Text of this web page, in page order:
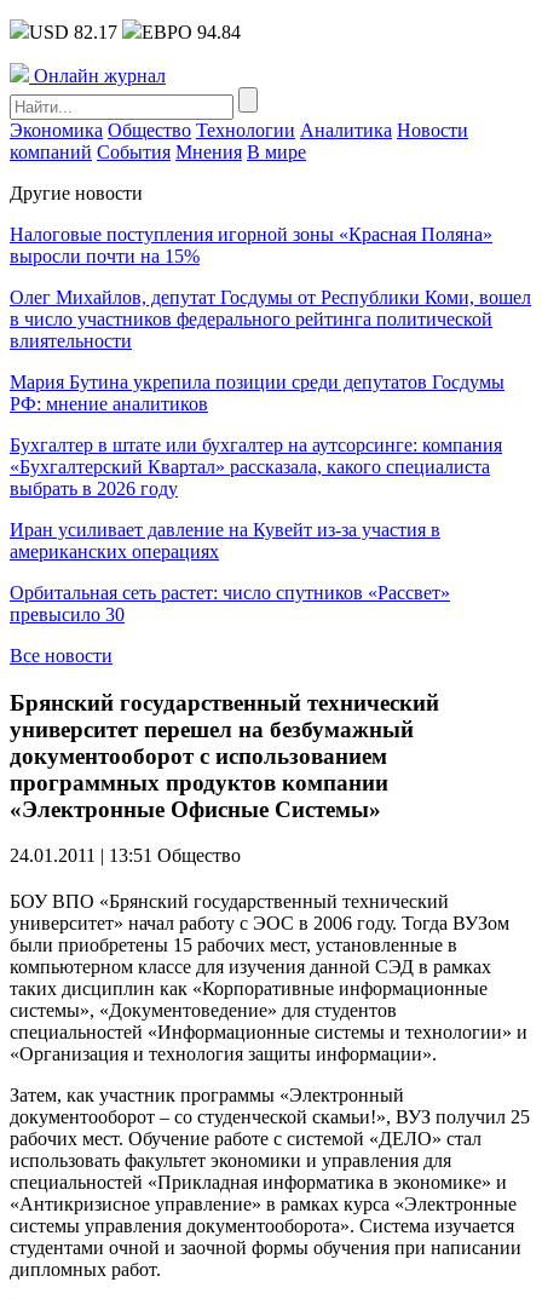
USD 82.17 ЕВРО 94.84
Онлайн журнал
Экономика Общество Технологии Аналитика Новости
компаний События Мнения В мире
Другие новости
Налоговые поступления игорной зоны «Красная Поляна»
выросли почти на 15%
Олег Михайлов, депутат Госдумы от Республики Коми, вошел
в число участников федерального рейтинга политической
влиятельности
Мария Бутина укрепила позиции среди депутатов Госдумы
РФ: мнение аналитиков
Бухгалтер в штате или бухгалтер на аутсорсинге: компания
«Бухгалтерский Квартал» рассказала, какого специалиста
выбрать в 2026 году
Иран усиливает давление на Кувейт из-за участия в
американских операциях
Орбитальная сеть растет: число спутников «Рассвет»
превысило 30
Все новости
Брянский государственный технический
университет перешел на безбумажный
документооборот с использованием
программных продуктов компании
«Электронные Офисные Системы»
24.01.2011 | 13:51 Общество
БОУ ВПО «Брянский государственный технический
университет» начал работу с ЭОС в 2006 году. Тогда ВУЗом
были приобретены 15 рабочих мест, установленные в
компьютерном классе для изучения данной СЭД в рамках
таких дисциплин как «Корпоративные информационные
системы», «Документоведение» для студентов
специальностей «Информационные системы и технологии» и
«Организация и технология защиты информации».
Затем, как участник программы «Электронный
документооборот – со студенческой скамьи!», ВУЗ получил 25
рабочих мест. Обучение работе с системой «ДЕЛО» стал
использовать факультет экономики и управления для
специальностей «Прикладная информатика в экономике» и
«Антикризисное управление» в рамках курса «Электронные
системы управления документооборота». Система изучается
студентами очной и заочной формы обучения при написании
дипломных работ.